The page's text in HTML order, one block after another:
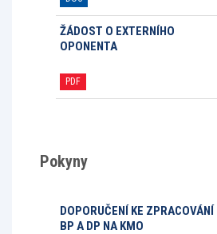
ŽÁDOST O EXTERNÍHO
OPONENTA
PDF
Pokyny
DOPORUČENÍ KE ZPRACOVÁNÍ
BP A DP NA KMO